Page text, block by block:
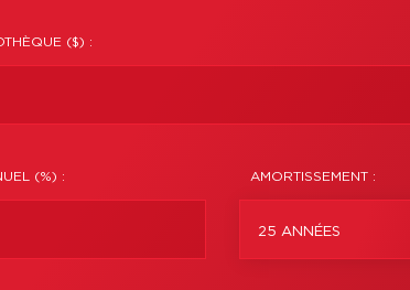
($) :
(%) : AMORTISSEMENT :
25 ANNÉES